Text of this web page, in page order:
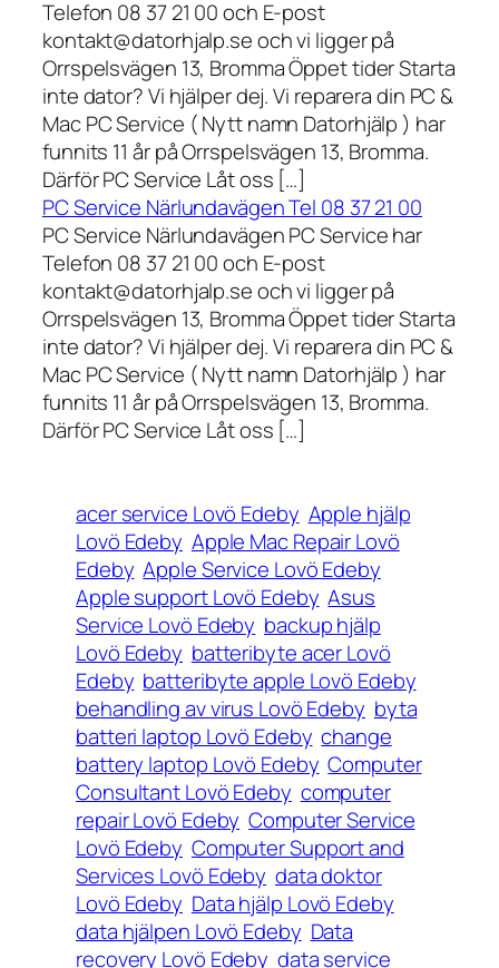
Telefon 08 37 21 00 och E-post
kontakt@datorhjalp.se och vi ligger på
Orrspelsvägen 13, Bromma Öppet tider Starta
inte dator? Vi hjälper dej. Vi reparera din PC &
Mac PC Service ( Nytt namn Datorhjälp ) har
funnits 11 år på Orrspelsvägen 13, Bromma.
Därför PC Service Låt oss […]
PC Service Närlundavägen Tel 08 37 21 00
PC Service Närlundavägen PC Service har
Telefon 08 37 21 00 och E-post
kontakt@datorhjalp.se och vi ligger på
Orrspelsvägen 13, Bromma Öppet tider Starta
inte dator? Vi hjälper dej. Vi reparera din PC &
Mac PC Service ( Nytt namn Datorhjälp ) har
funnits 11 år på Orrspelsvägen 13, Bromma.
Därför PC Service Låt oss […]
acer service Lovö Edeby Apple hjälp
Lovö Edeby Apple Mac Repair Lovö
Edeby Apple Service Lovö Edeby
Apple support Lovö Edeby Asus
Service Lovö Edeby backup hjälp
Lovö Edeby batteribyte acer Lovö
Edeby batteribyte apple Lovö Edeby
behandling av virus Lovö Edeby byta
batteri laptop Lovö Edeby change
battery laptop Lovö Edeby Computer
Consultant Lovö Edeby computer
repair Lovö Edeby Computer Service
Lovö Edeby Computer Support and
Services Lovö Edeby data doktor
Lovö Edeby Data hjälp Lovö Edeby
data hjälpen Lovö Edeby Data
recovery Lovö Edeby data service